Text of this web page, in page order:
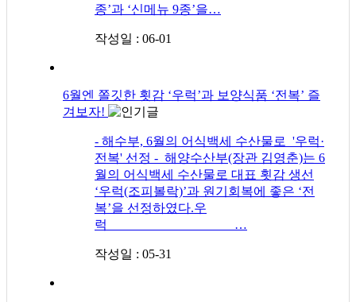
종’과 ‘신메뉴 9종’을…
작성일 : 06-01
6월엔 쫄깃한 횟감 ‘우럭’과 보양식품 ‘전복’ 즐
겨보자!
​- 해수부, 6월의 어식백세 수산물로 '우럭·
전복' 선정 - 해양수산부(장관 김영춘)는 6
월의 어식백세 수산물로 대표 횟감 생선
‘우럭(조피볼락)’과 원기회복에 좋은 ‘전
복’을 선정하였다.우
럭 …
작성일 : 05-31